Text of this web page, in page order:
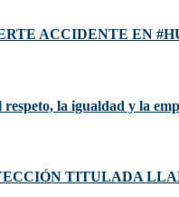
ACCIDENTE EN
la igualdad y la
TITULADA